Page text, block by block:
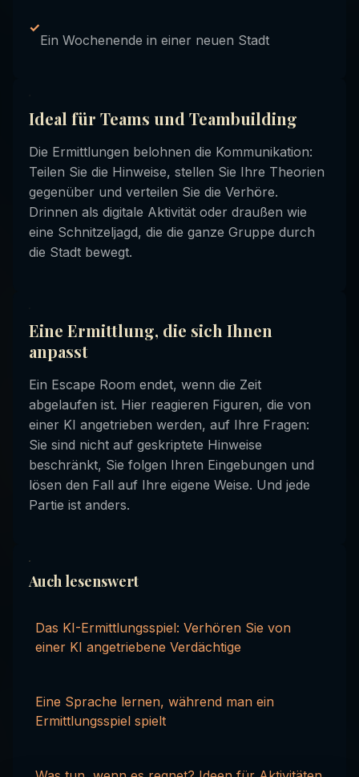
✓
Ein Wochenende in einer neuen Stadt
Ideal für Teams und Teambuilding
Die Ermittlungen belohnen die Kommunikation:
Teilen Sie die Hinweise, stellen Sie Ihre Theorien
gegenüber und verteilen Sie die Verhöre.
Drinnen als digitale Aktivität oder draußen wie
eine Schnitzeljagd, die die ganze Gruppe durch
die Stadt bewegt.
Eine Ermittlung, die sich Ihnen
anpasst
Ein Escape Room endet, wenn die Zeit
abgelaufen ist. Hier reagieren Figuren, die von
einer KI angetrieben werden, auf Ihre Fragen:
Sie sind nicht auf geskriptete Hinweise
beschränkt, Sie folgen Ihren Eingebungen und
lösen den Fall auf Ihre eigene Weise. Und jede
Partie ist anders.
Auch lesenswert
Das KI-Ermittlungsspiel: Verhören Sie von
einer KI angetriebene Verdächtige
Eine Sprache lernen, während man ein
Ermittlungsspiel spielt